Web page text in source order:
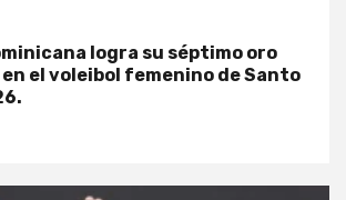
logra su séptimo oro
el voleibol femenino de Santo